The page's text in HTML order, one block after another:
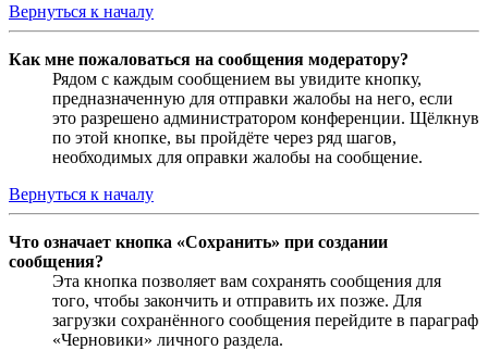
Вернуться к началу
Как мне пожаловаться на сообщения модератору?
Рядом с каждым сообщением вы увидите кнопку,
предназначенную для отправки жалобы на него, если
это разрешено администратором конференции. Щёлкнув
по этой кнопке, вы пройдёте через ряд шагов,
необходимых для оправки жалобы на сообщение.
Вернуться к началу
Что означает кнопка «Сохранить» при создании
сообщения?
Эта кнопка позволяет вам сохранять сообщения для
того, чтобы закончить и отправить их позже. Для
загрузки сохранённого сообщения перейдите в параграф
«Черновики» личного раздела.